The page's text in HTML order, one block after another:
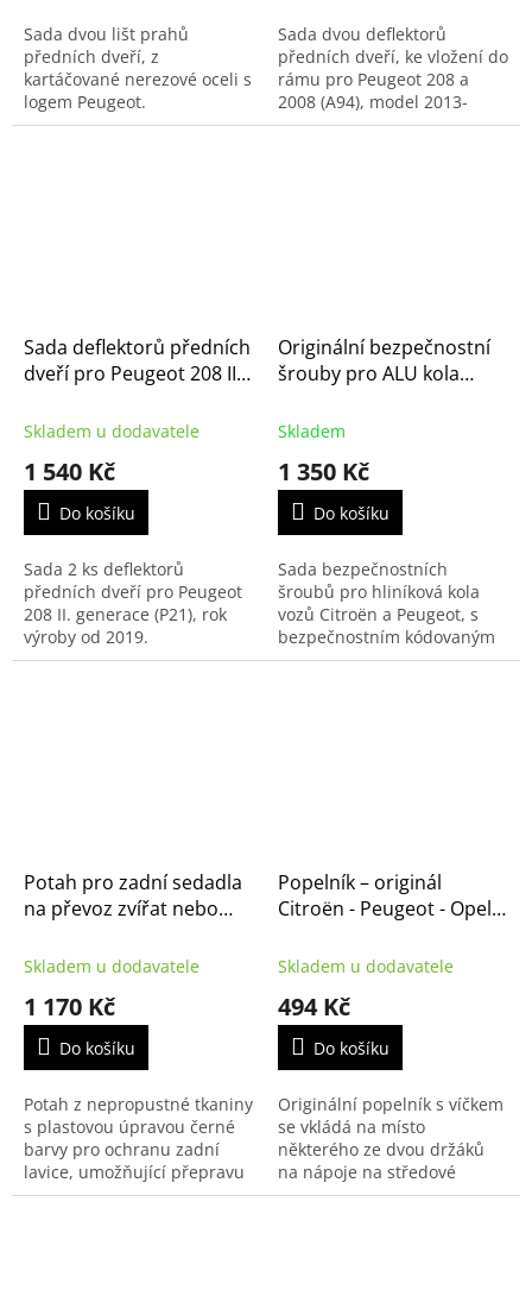
Sada dvou lišt prahů
předních dveří, z
kartáčované nerezové oceli s
logem Peugeot.
Sada dvou deflektorů
předních dveří, ke vložení do
rámu pro Peugeot 208 a
2008 (A94), model 2013-
2019.
Sada deflektorů předních
dveří pro Peugeot 208 II.
(1648389080)
Skladem u dodavatele
1 540 Kč
Do košíku
Sada 2 ks deflektorů
předních dveří pro Peugeot
208 II. generace (P21), rok
výroby od 2019.
Originální bezpečnostní
šrouby pro ALU kola
Toyota | 1688061880
Skladem
1 350 Kč
Do košíku
Sada bezpečnostních
šroubů pro hliníková kola
vozů Citroën a Peugeot, s
bezpečnostním kódovaným
klíčem - ořechem na 17 klíč.
Potah pro zadní sedadla
na převoz zvířat nebo
(1607075880)
Skladem u dodavatele
1 170 Kč
Do košíku
Potah z nepropustné tkaniny
s plastovou úpravou černé
barvy pro ochranu zadní
lavice, umožňující přepravu
domácích zvířat nebo
Popelník – originál
Citroën - Peugeot - Opel -
Skladem u dodavatele
494 Kč
Do košíku
Originální popelník s víčkem
se vkládá na místo
některého ze dvou držáků
na nápoje na středové
konzoli a může rovněž